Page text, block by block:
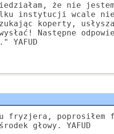
że nie
instytucji wcale
koperty,
wysłać! Następne
YAFUD
u fryzjera,
głowy. YAFUD